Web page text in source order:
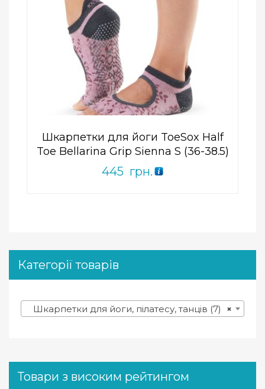
Шкарпетки для йоги ToeSox Half
Toe Bellarina Grip Sienna S (36-38.5)
445 грн.
ПРИДБАТИ
Add to Wishlist
Категорії товарів
×
Шкарпетки для йоги, пілатесу, танців (7)
Товари з високим рейтингом